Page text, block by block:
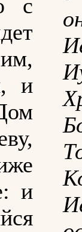
с
и
и